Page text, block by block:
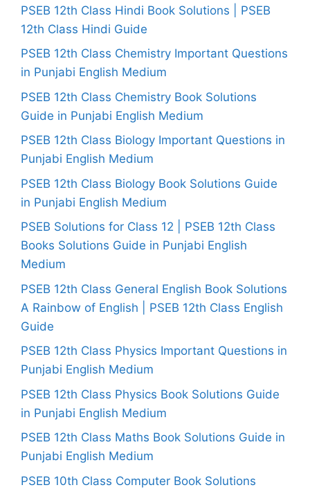
PSEB 12th Class Hindi Book Solutions | PSEB
12th Class Hindi Guide
PSEB 12th Class Chemistry Important Questions
in Punjabi English Medium
PSEB 12th Class Chemistry Book Solutions
Guide in Punjabi English Medium
PSEB 12th Class Biology Important Questions in
Punjabi English Medium
PSEB 12th Class Biology Book Solutions Guide
in Punjabi English Medium
PSEB Solutions for Class 12 | PSEB 12th Class
Books Solutions Guide in Punjabi English
Medium
PSEB 12th Class General English Book Solutions
A Rainbow of English | PSEB 12th Class English
Guide
PSEB 12th Class Physics Important Questions in
Punjabi English Medium
PSEB 12th Class Physics Book Solutions Guide
in Punjabi English Medium
PSEB 12th Class Maths Book Solutions Guide in
Punjabi English Medium
PSEB 10th Class Computer Book Solutions